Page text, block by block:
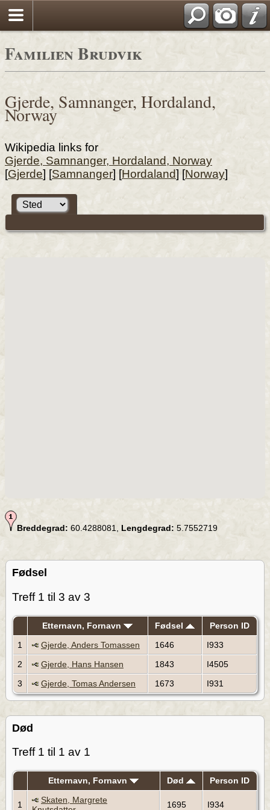
Familien Brudvik
Gjerde, Samnanger, Hordaland,
Norway
Wikipedia links for
Gjerde, Samnanger, Hordaland, Norway
[Gjerde] [Samnanger] [Hordaland] [Norway]
Breddegrad: 60.4288081, Lengdegrad: 5.7552719
Fødsel
Treff 1 til 3 av 3
Etternavn, Fornavn Fødsel
Person ID
1
Gjerde, Anders Tomassen 1646
I933
2
Gjerde, Hans Hansen 1843
I4505
3
Gjerde, Tomas Andersen 1673 I931
Død
Treff 1 til 1 av 1
Etternavn, Fornavn Død Person ID
1
Skaten, Margrete
1695 I934